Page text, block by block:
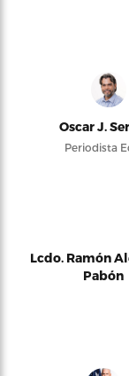
Oscar J.
Periodista
Lcdo. Ramón
Pabón